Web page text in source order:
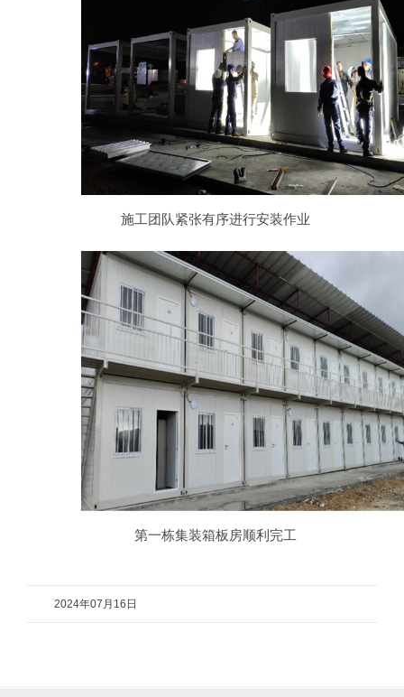
施工团队紧张有序进行安装作业
第一栋集装箱板房顺利完工
2024年07月16日